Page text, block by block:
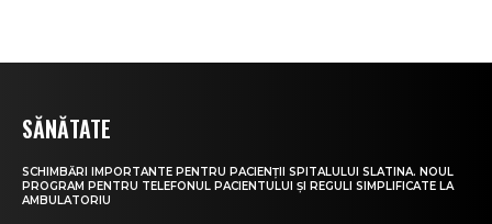
SĂNĂTATE
SCHIMBĂRI IMPORTANTE PENTRU PACIENȚII SPITALULUI SLATINA. NOUL
PROGRAM PENTRU TELEFONUL PACIENTULUI ȘI REGULI SIMPLIFICATE LA
AMBULATORIU